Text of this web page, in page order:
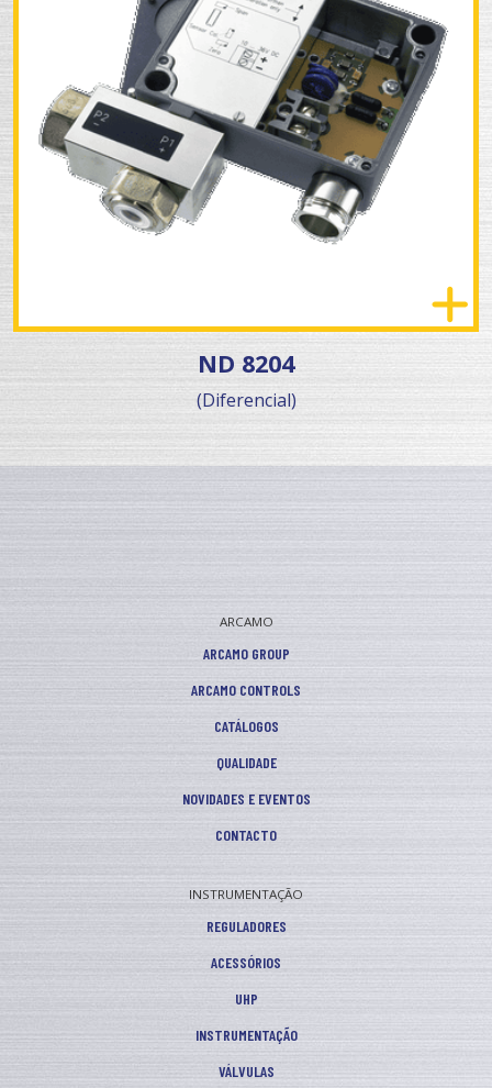
ND 8204
(Diferencial)
ARCAMO
ARCAMO GROUP
ARCAMO CONTROLS
CATÁLOGOS
QUALIDADE
NOVIDADES E EVENTOS
CONTACTO
INSTRUMENTAÇÃO
REGULADORES
ACESSÓRIOS
UHP
INSTRUMENTAÇÃO
VÁLVULAS